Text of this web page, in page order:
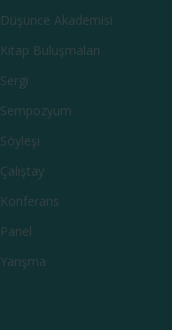
Düşünce Akademisi
Kitap Buluşmaları
Sergi
Sempozyum
Söyleşi
Çalıştay
Konferans
Panel
Yarışma